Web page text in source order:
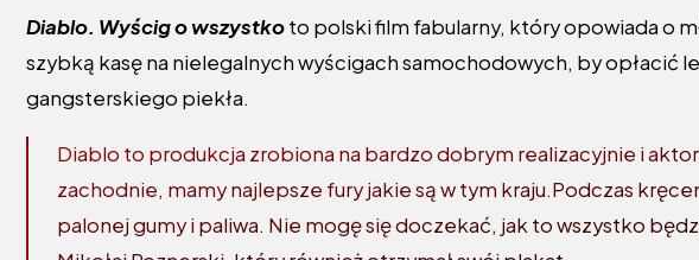
Diablo. Wyścig o wszystkoto polski film fabularny, który opowiada o
szybką kasę na nielegalnych wyścigach samochodowych, by opłacić
gangsterskiego piekła.
Diablo to produkcja zrobiona na bardzo dobrym realizacyjnie i
zachodnie, mamy najlepsze fury jakie są w tym kraju.Podczas
palonej gumy i paliwa. Nie mogę się doczekać, jak to wszystko